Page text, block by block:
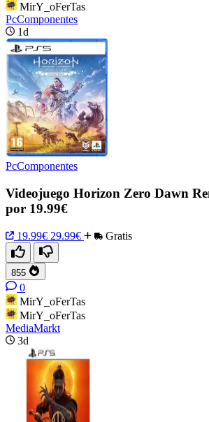
MirY_oFerTas
PcComponentes
1d
PcComponentes
Videojuego Horizon Zero Dawn
por 19.99€
19.99€ 29.99€ Gratis
855
0
MirY_oFerTas
MirY_oFerTas
MediaMarkt
3d